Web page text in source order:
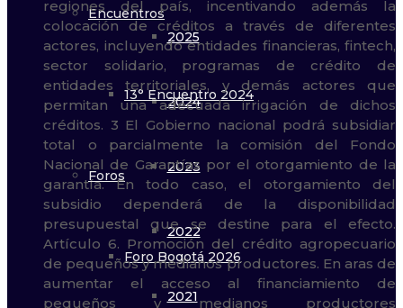
2025
2024
2023
2022
2021
Encuentros
13° Encuentro 2024
Foros
Foro Bogotá 2026